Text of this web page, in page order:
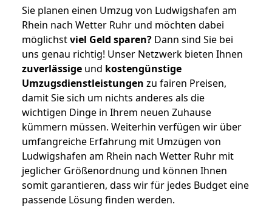
Sie planen einen Umzug von Ludwigshafen am
Rhein nach Wetter Ruhr und möchten dabei
möglichstviel Geld sparen? Dann sind Sie bei
uns genau richtig! Unser Netzwerk bieten Ihnen
zuverlässige und kostengünstige
Umzugsdienstleistungen zu fairen Preisen,
damit Sie sich um nichts anderes als die
wichtigen Dinge in Ihrem neuen Zuhause
kümmern müssen. Weiterhin verfügen wir über
umfangreiche Erfahrung mit Umzügen von
Ludwigshafen am Rhein nach Wetter Ruhr mit
jeglicher Größenordnung und können Ihnen
somit garantieren, dass wir für jedes Budget eine
passende Lösung finden werden.